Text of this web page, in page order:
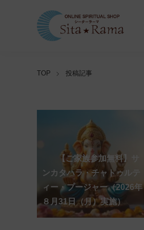
TOP 投稿記事
【ご家族参加無料】ア
ーディ・アマーヴァシャ
ー・プージャー（2026年８
月12日（水）実施）
【ご家族参加無料】ラ
クシュミー・クベーラ・マ
ンスリー・プージャー
（2026年８月12日（水）実
施）
【ご家族参加無料】ナ
ーガ・パンチャミー・プー
ジャー（2026年８月17日
（月）実施）
【ご家族参加無料】ヴ
ァラ・ラクシュミー・ヴラ
タ・プージャー（2026年８
月28日（金）実施）
【ご家族参加無料】サ
ンカタハラ・チャトゥルテ
ィー・プージャー（2026年
８月31日（月）実施）
【ご家族参加無料】クリシ
ュナ・ジャヤンティー・プ
ージャー（2026年９月４日
（金）実施）
【ご家族参加無料】ガ
ネーシャ・チャトゥルティ
ー・プージャー（2026年９
月14日（月）実施）
【ご家族参加無料】マ
ハーラクシュミー・ヴラ
タ・プージャー（2026年９
月19日（土）実施）
【ご家族参加無料】マ
ハーラヤー・アマーヴァシ
ャー・プージャー（2026年
10月10日（土）実施）
第220回グループ・ホ
ーマ（ナーガ・パンチャミ
ー、2026年８月17日（月）
実施）
第221回グループ・ホ
ーマ（ガーヤトリー・ジャ
ヤンティー、2026年８月28
日（金）実施）
アンナダーナ・プロジェク
ト（食事の奉仕）
ポストコロナ福祉活動支援
募金